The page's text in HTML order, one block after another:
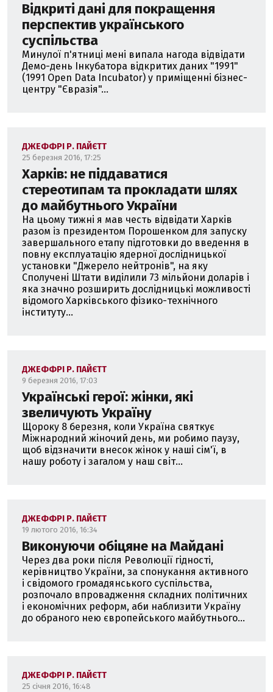
Відкриті дані для покращення
перспектив українського
суспільства
Минулої п'ятниці мені випала нагода відвідати
Демо-день Інкубатора відкритих даних "1991"
(1991 Open Data Incubator) у приміщенні бізнес-
центру "Євразія"...
ДЖЕФФРІ Р. ПАЙЄТТ
25 березня 2016, 17:25
Харків: не піддаватися
стереотипам та прокладати шлях
до майбутнього України
На цьому тижні я мав честь відвідати Харків
разом із президентом Порошенком для запуску
завершального етапу підготовки до введення в
повну експлуатацію ядерної дослідницької
установки "Джерело нейтронів", на яку
Сполучені Штати виділили 73 мільйони доларів і
яка значно розширить дослідницькі можливості
відомого Харківського фізико-технічного
інституту...
ДЖЕФФРІ Р. ПАЙЄТТ
9 березня 2016, 17:03
Українські герої: жінки, які
звеличують Україну
Щороку 8 березня, коли Україна святкує
Міжнародний жіночий день, ми робимо паузу,
щоб відзначити внесок жінок у наші сім'ї, в
нашу роботу і загалом у наш світ...
ДЖЕФФРІ Р. ПАЙЄТТ
19 лютого 2016, 16:34
Виконуючи обіцяне на Майдані
Через два роки після Революції гідності,
керівництво України, за спонукання активного
і свідомого громадянського суспільства,
розпочало впровадження складних політичних
і економічних реформ, аби наблизити Україну
до обраного нею європейського майбутнього...
ДЖЕФФРІ Р. ПАЙЄТТ
25 січня 2016, 16:48